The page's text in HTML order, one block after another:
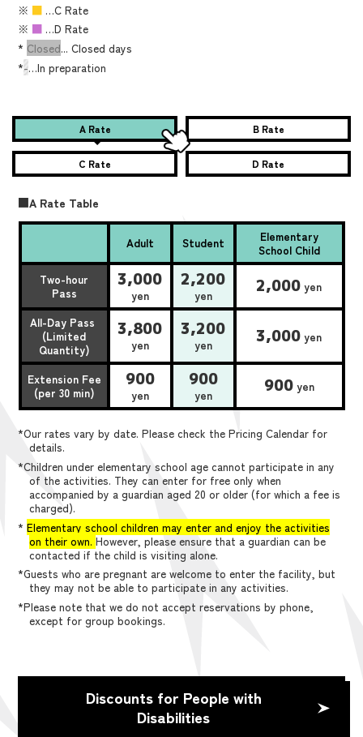
※ ■ …C Rate
※ ■ …D Rate
* Closed... Closed days
*-…In preparation
A Rate B Rate
C Rate D Rate
■A Rate Table
Adult Student
Elementary
School Child
Two-hour
Pass
3,000
yen
2,200
yen 2,000 yen
All-Day Pass
(Limited
Quantity)
3,800
yen
3,200
yen 3,000 yen
Extension Fee
(per 30 min)
900
yen
900
yen 900yen
*Our rates vary by date. Please check the Pricing Calendar for
details.
*Children under elementary school age cannot participate in any
of the activities. They can enter for free only when
accompanied by a guardian aged 20 or older (for which a fee is
charged).
*Elementary school children may enter and enjoy the activities
on their own. However, please ensure that a guardian can be
contacted if the child is visiting alone.
*Guests who are pregnant are welcome to enter the facility, but
they may not be able to participate in any activities.
*Please note that we do not accept reservations by phone,
except for group bookings.
Discounts for People with
Disabilities